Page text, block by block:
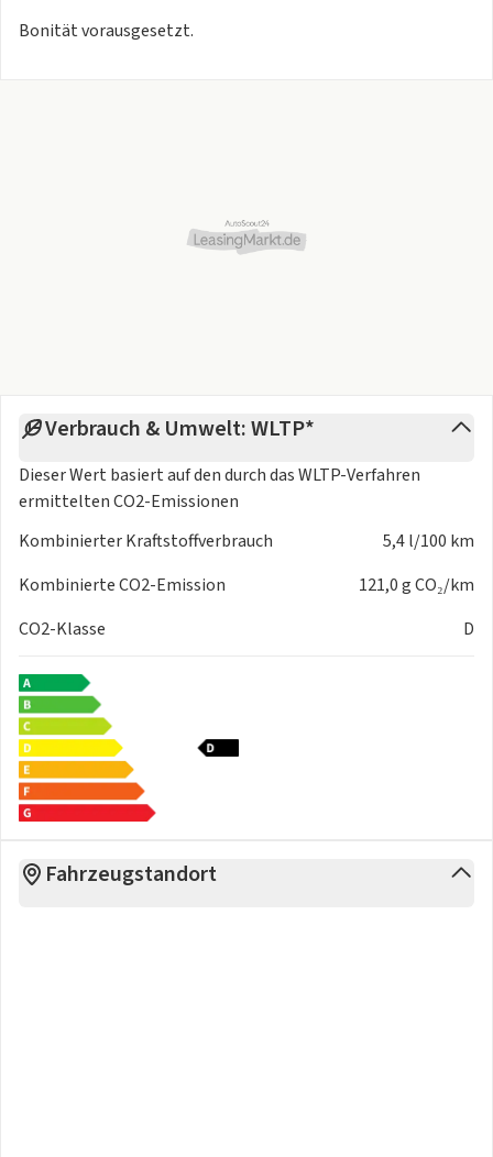
Bonität vorausgesetzt.
Verbrauch & Umwelt: WLTP*
Dieser Wert basiert auf den durch dasWLTP-Verfahren
ermittelten CO2-Emissionen
Kombinierter Kraftstoffverbrauch
5,4 l/100 km
Kombinierte CO2-Emission
121,0 g CO₂/km
CO2-Klasse
D
Fahrzeugstandort